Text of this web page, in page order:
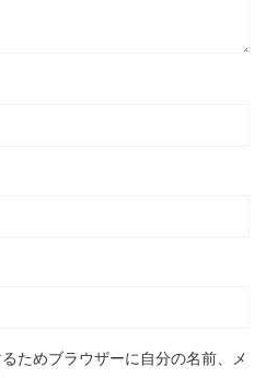
ためブラウザーに自分の名前、メ